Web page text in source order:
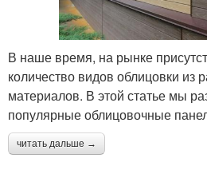
В наше время, на рынке
количество видов облицовки из
материалов. В этой статье мы
популярные облицовочные
читать дальше →